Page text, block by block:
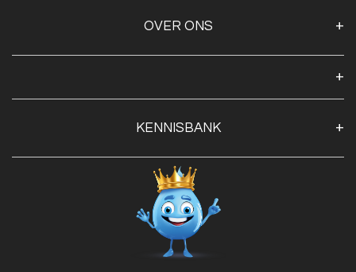
OVER ONS
Openingstijden
Contact
Privacy Policy
Veilig betalen met:
KENNISBANK
Blog
Advies
Red Label Filter Series
Nishikigoi-Ô
JPD Japan Pet Design